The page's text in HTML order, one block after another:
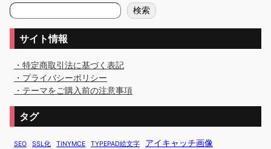
検
索
検索
サイト情報
・特定商取引法に基づく表記
・プライバシーポリシー
・テーマをご購入前の注意事項
タグ
SEO SSL化 TINYMCE TYPEPAD絵文字
アイキャッチ画像